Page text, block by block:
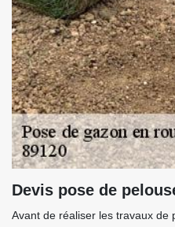
Devis pose de
Avant de réaliser les travaux de